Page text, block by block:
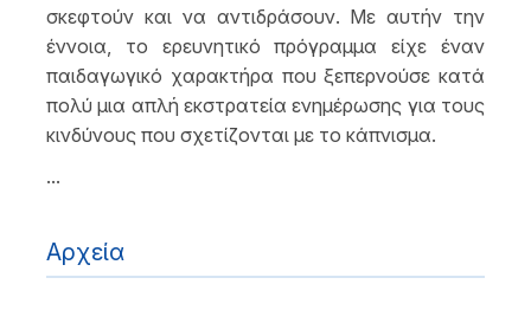
σκεφτούν και να αντιδράσουν. Με αυτήν την
έννοια, το ερευνητικό πρόγραμμα είχε έναν
παιδαγωγικό χαρακτήρα που ξεπερνούσε κατά
πολύ μια απλή εκστρατεία ενημέρωσης για τους
κινδύνους που σχετίζονται με το κάπνισμα.
...
Αρχεία